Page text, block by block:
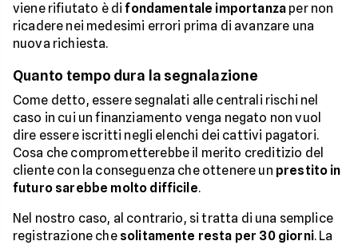
viene rifiutato è difondamentale importanza per non
ricadere nei medesimi errori prima di avanzare una
nuova richiesta.
Quanto tempo dura la segnalazione
Come detto, essere segnalati alle centrali rischi nel
caso in cui un finanziamento venga negato non vuol
dire essere iscritti negli elenchi dei cattivi pagatori.
Cosa che comprometterebbe il merito creditizio del
cliente con la conseguenza che ottenere un prestito in
futuro sarebbe molto difficile.
Nel nostro caso, al contrario, si tratta di una semplice
registrazione che solitamente resta per 30 giorni. La